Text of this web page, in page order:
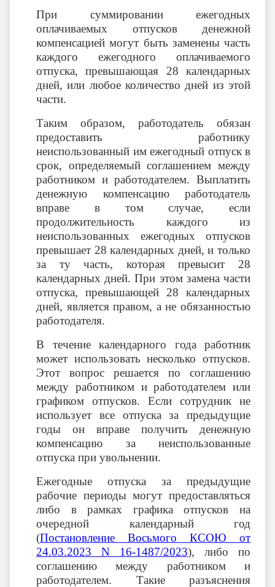
При суммировании ежегодных
оплачиваемых отпусков денежной
компенсацией могут быть заменены часть
каждого ежегодного оплачиваемого
отпуска, превышающая 28 календарных
дней, или любое количество дней из этой
части.
Таким образом, работодатель обязан
предоставить работнику
неиспользованный им ежегодный отпуск в
срок, определяемый соглашением между
работником и работодателем. Выплатить
денежную компенсацию работодатель
вправе в том случае, если
продолжительность каждого из
неиспользованных ежегодных отпусков
превышает 28 календарных дней, и только
за ту часть, которая превысит 28
календарных дней. При этом замена части
отпуска, превышающей 28 календарных
дней, является правом, а не обязанностью
работодателя.
В течение календарного года работник
может использовать несколько отпусков.
Этот вопрос решается по соглашению
между работником и работодателем или
графиком отпусков. Если сотрудник не
использует все отпуска за предыдущие
годы он вправе получить денежную
компенсацию за неиспользованные
отпуска при увольнении.
Ежегодные отпуска за предыдущие
рабочие периоды могут предоставляться
либо в рамках графика отпусков на
очередной календарный год
(Постановление Восьмого КСОЮ от
24.03.2023 N 16-1487/2023), либо по
соглашению между работником и
работодателем. Такие разъяснения